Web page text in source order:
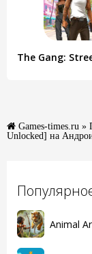
Animal
Games-times.ru »
Unlocked] на